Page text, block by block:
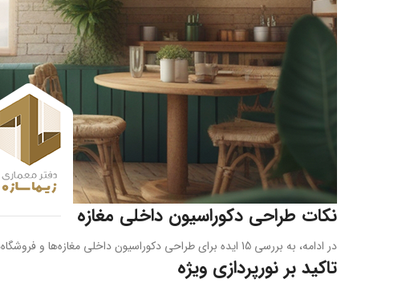
نکات طراحی دکوراسیون داخلی مغازه
در ادامه، به بررسی 15 ایده برای طراحی دکوراسیون داخلی مغازه‌ها و فروشگاه‌ها می‌پردازیم:
تاکید بر نورپردازی ویژه